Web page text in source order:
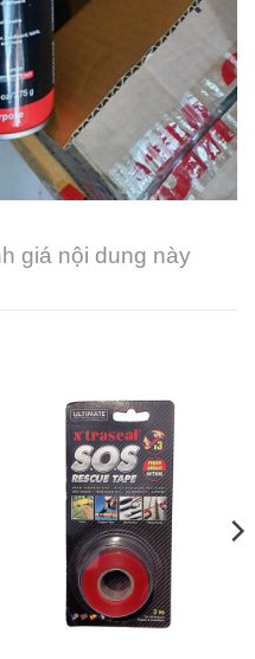
giá nội dung này